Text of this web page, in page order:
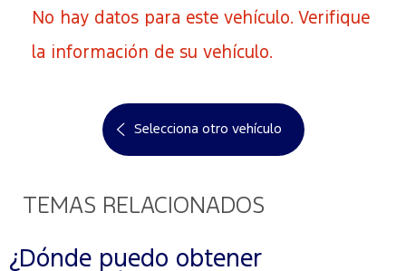
No hay datos para este vehículo. Verifique
la información de su vehículo.
Selecciona otro vehículo
TEMAS RELACIONADOS
¿Dónde puedo obtener